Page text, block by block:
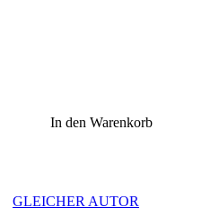
In den Warenkorb
GLEICHER AUTOR